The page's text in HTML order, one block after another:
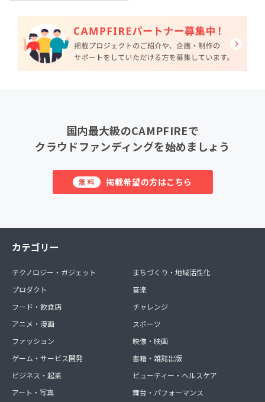
国内最大級のCAMPFIREで
クラウドファンディングを始めましょう
無料 掲載希望の方はこちら
カテゴリー
テクノロジー・ガジェット
プロダクト
フード・飲食店
アニメ・漫画
ファッション
ゲーム・サービス開発
ビジネス・起業
アート・写真
まちづくり・地域活性化
音楽
チャレンジ
スポーツ
映像・映画
書籍・雑誌出版
ビューティー・ヘルスケア
舞台・パフォーマンス